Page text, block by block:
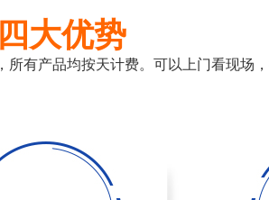
大优势
有产品均按天计费。可以上门看现场